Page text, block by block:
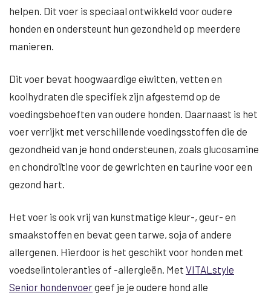
helpen. Dit voer is speciaal ontwikkeld voor oudere
honden en ondersteunt hun gezondheid op meerdere
manieren.
Dit voer bevat hoogwaardige eiwitten, vetten en
koolhydraten die specifiek zijn afgestemd op de
voedingsbehoeften van oudere honden. Daarnaast is het
voer verrijkt met verschillende voedingsstoffen die de
gezondheid van je hond ondersteunen, zoals glucosamine
en chondroïtine voor de gewrichten en taurine voor een
gezond hart.
Het voer is ook vrij van kunstmatige kleur-, geur- en
smaakstoffen en bevat geen tarwe, soja of andere
allergenen. Hierdoor is het geschikt voor honden met
voedselintoleranties of -allergieën. Met VITALstyle
Senior hondenvoergeef je je oudere hond alle